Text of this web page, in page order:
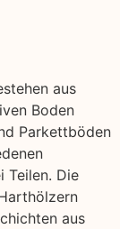
aus
Boden
Parkettböden
Teilen. Die
aus